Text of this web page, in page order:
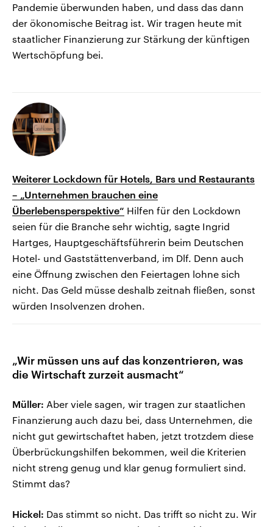
Pandemie überwunden haben, und dass das dann
der ökonomische Beitrag ist. Wir tragen heute mit
staatlicher Finanzierung zur Stärkung der künftigen
Wertschöpfung bei.
Weiterer Lockdown für Hotels, Bars und Restaurants
– „Unternehmen brauchen eine
Überlebensperspektive“ Hilfen für den Lockdown
seien für die Branche sehr wichtig, sagte Ingrid
Hartges, Hauptgeschäftsführerin beim Deutschen
Hotel- und Gaststättenverband, im Dlf. Denn auch
eine Öffnung zwischen den Feiertagen lohne sich
nicht. Das Geld müsse deshalb zeitnah fließen, sonst
würden Insolvenzen drohen.
„Wir müssen uns auf das konzentrieren, was
die Wirtschaft zurzeit ausmacht“
Müller: Aber viele sagen, wir tragen zur staatlichen
Finanzierung auch dazu bei, dass Unternehmen, die
nicht gut gewirtschaftet haben, jetzt trotzdem diese
Überbrückungshilfen bekommen, weil die Kriterien
nicht streng genug und klar genug formuliert sind.
Stimmt das?
Hickel: Das stimmt so nicht. Das trifft so nicht zu. Wir